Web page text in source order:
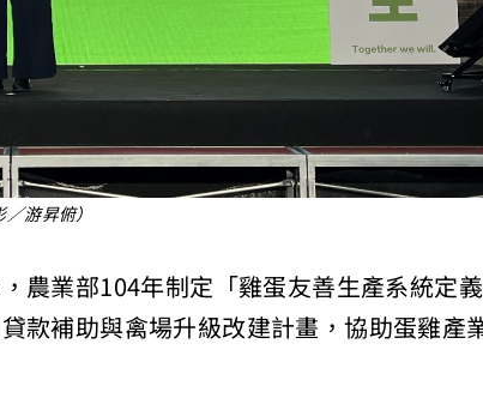
游昇俯）
農業部104年制定「雞蛋友善生產系統定義
款補助與禽場升級改建計畫，協助蛋雞產